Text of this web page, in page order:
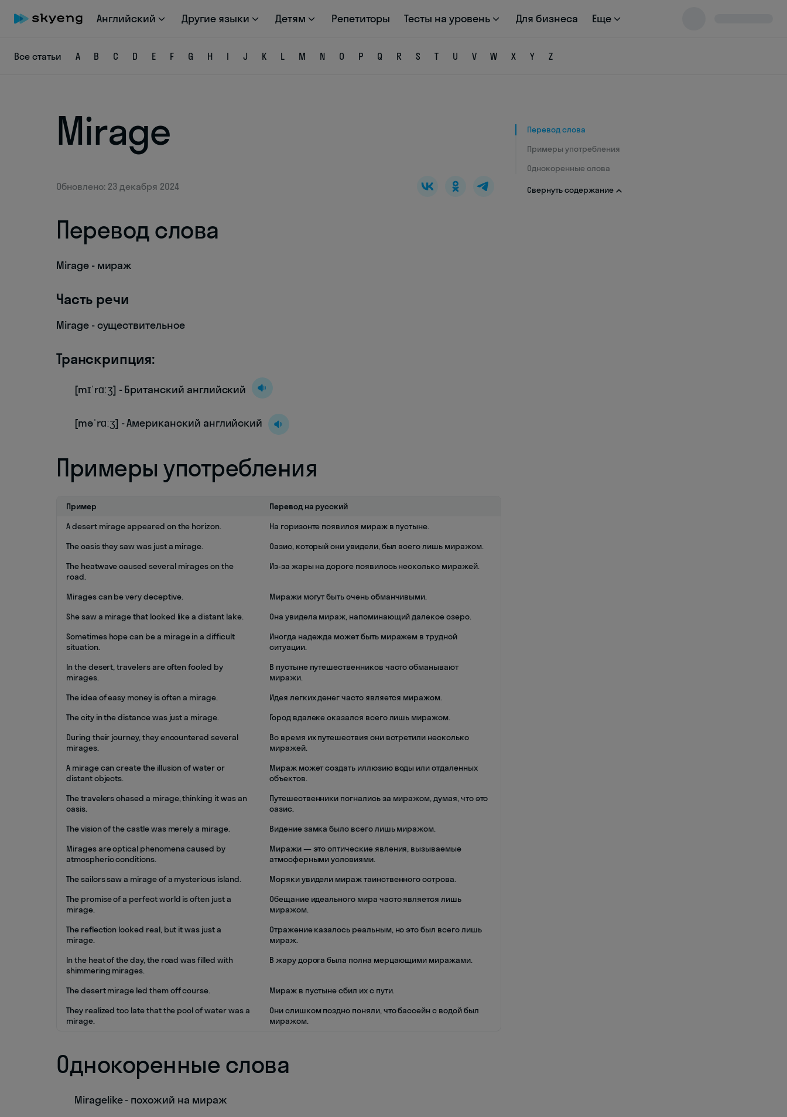
Английский Другие языки Детям Репетиторы Тесты на уровень Для бизнеса Еще
Все статьи A B C D E F G H I J K L M N O P Q R S T U V W X Y Z
Mirage
Обновлено: 23 декабря 2024
Перевод слова
Mirage - мираж
Часть речи
Mirage - существительное
Транскрипция:
[mɪˈrɑːʒ] - Британский английский
[məˈrɑːʒ] - Американский английский
Примеры употребления
Пример
Перевод на русский
A desert mirage appeared on the horizon.
На горизонте появился мираж в пустыне.
The oasis they saw was just a mirage.
Оазис, который они увидели, был всего лишь миражом.
The heatwave caused several mirages on the
road.
Из-за жары на дороге появилось несколько миражей.
Mirages can be very deceptive.
Миражи могут быть очень обманчивыми.
She saw a mirage that looked like a distant lake.
Она увидела мираж, напоминающий далекое озеро.
Sometimes hope can be a mirage in a difficult
situation.
Иногда надежда может быть миражем в трудной
ситуации.
In the desert, travelers are often fooled by
mirages.
В пустыне путешественников часто обманывают
миражи.
The idea of easy money is often a mirage.
Идея легких денег часто является миражом.
The city in the distance was just a mirage.
Город вдалеке оказался всего лишь миражом.
During their journey, they encountered several
mirages.
Во время их путешествия они встретили несколько
миражей.
A mirage can create the illusion of water or
distant objects.
Мираж может создать иллюзию воды или отдаленных
объектов.
The travelers chased a mirage, thinking it was an
oasis.
Путешественники погнались за миражом, думая, что это
оазис.
The vision of the castle was merely a mirage.
Видение замка было всего лишь миражом.
Mirages are optical phenomena caused by
atmospheric conditions.
Миражи — это оптические явления, вызываемые
атмосферными условиями.
The sailors saw a mirage of a mysterious island.
Моряки увидели мираж таинственного острова.
The promise of a perfect world is often just a
mirage.
Обещание идеального мира часто является лишь
миражом.
The reflection looked real, but it was just a
mirage.
Отражение казалось реальным, но это был всего лишь
мираж.
In the heat of the day, the road was filled with
shimmering mirages.
В жару дорога была полна мерцающими миражами.
The desert mirage led them off course.
Мираж в пустыне сбил их с пути.
They realized too late that the pool of water was a
mirage.
Они слишком поздно поняли, что бассейн с водой был
миражом.
Однокоренные слова
Miragelike - похожий на мираж
Перевод слова
Примеры употребления
Однокоренные слова
Свернуть содержание